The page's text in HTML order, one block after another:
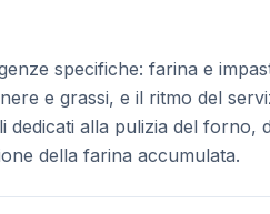
specifiche: farina e
e grassi, e il ritmo del
alla pulizia del forno,
della farina accumulata.